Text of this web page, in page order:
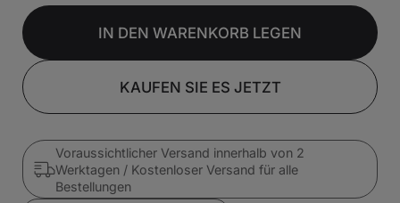
IN DEN WARENKORB LEGEN
KAUFEN SIE ES JETZT
Voraussichtlicher Versand innerhalb von 2
Werktagen / Kostenloser Versand für alle
Bestellungen